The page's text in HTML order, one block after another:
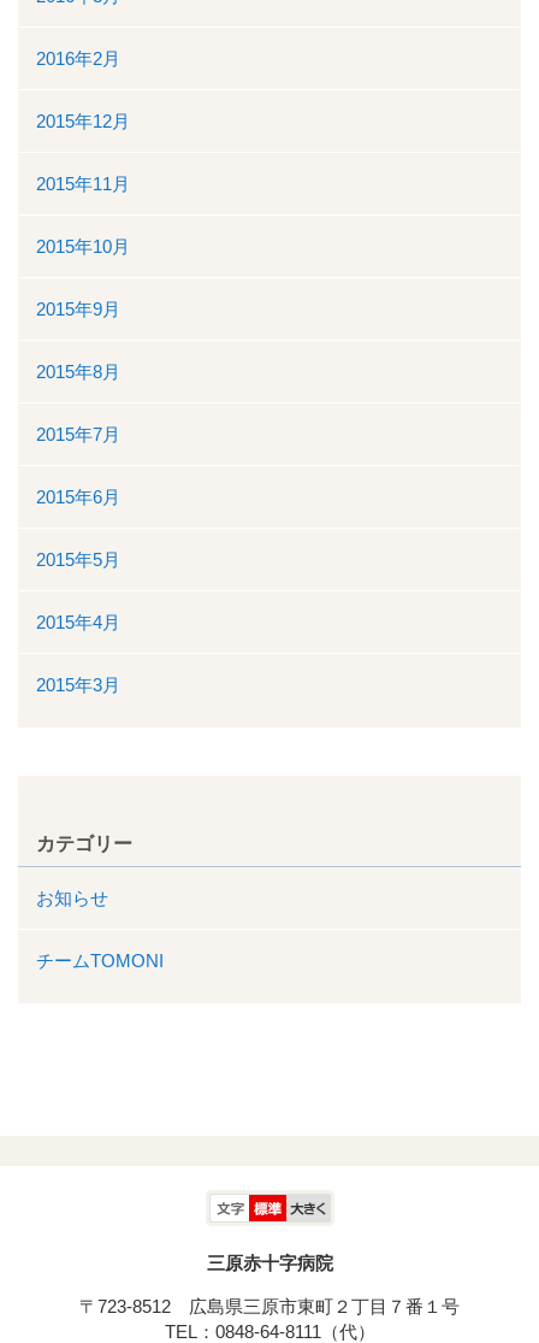
2016年2月
2015年12月
2015年11月
2015年10月
2015年9月
2015年8月
2015年7月
2015年6月
2015年5月
2015年4月
2015年3月
カテゴリー
お知らせ
チームTOMONI
三原赤十字病院
〒723-8512 広島県三原市東町２丁目７番１号
TEL：0848-64-8111（代）